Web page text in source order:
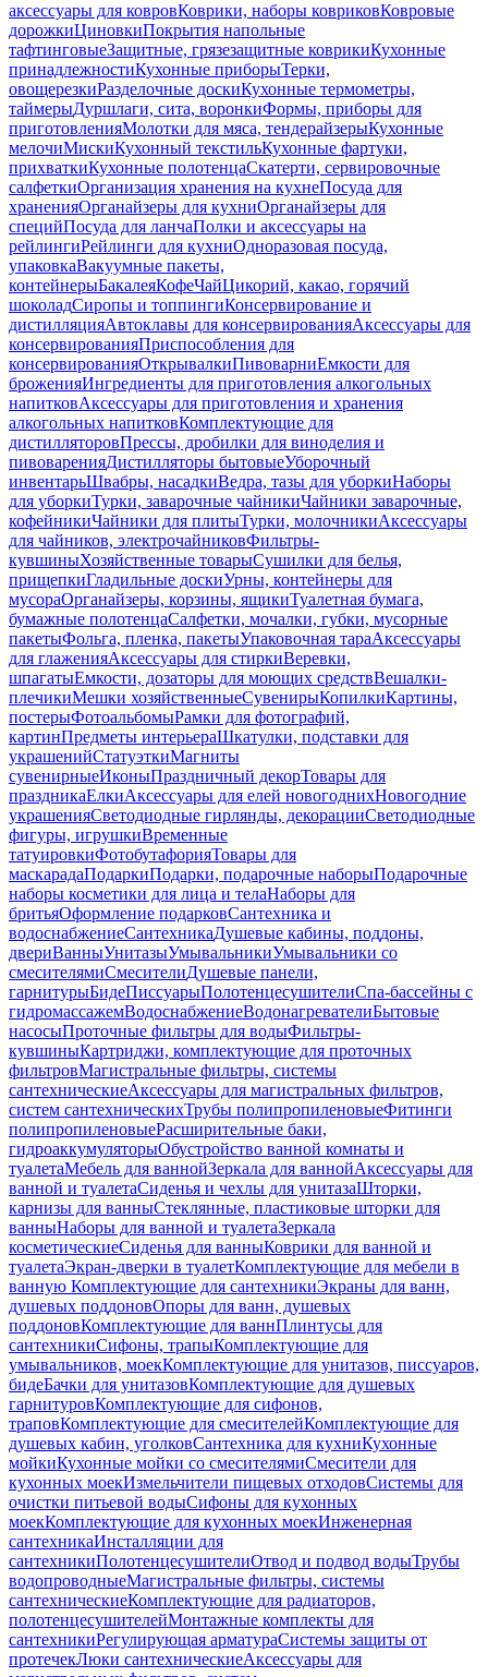
аксессуары для ковровКоврики, наборы ковриковКовровые
дорожкиЦиновкиПокрытия напольные
тафтинговыеЗащитные, грязезащитные коврикиКухонные
принадлежностиКухонные приборыТерки,
овощерезкиРазделочные доскиКухонные термометры,
таймерыДуршлаги, сита, воронкиФормы, приборы для
приготовленияМолотки для мяса, тендерайзерыКухонные
мелочиМискиКухонный текстильКухонные фартуки,
прихваткиКухонные полотенцаСкатерти, сервировочные
салфеткиОрганизация хранения на кухнеПосуда для
храненияОрганайзеры для кухниОрганайзеры для
специйПосуда для ланчаПолки и аксессуары на
рейлингиРейлинги для кухниОдноразовая посуда,
упаковкаВакуумные пакеты,
контейнерыБакалеяКофеЧайЦикорий, какао, горячий
шоколадСиропы и топпингиКонсервирование и
дистилляцияАвтоклавы для консервированияАксессуары для
консервированияПриспособления для
консервированияОткрывалкиПивоварниЕмкости для
броженияИнгредиенты для приготовления алкогольных
напитковАксессуары для приготовления и хранения
алкогольных напитковКомплектующие для
дистилляторовПрессы, дробилки для виноделия и
пивоваренияДистилляторы бытовыеУборочный
инвентарьШвабры, насадкиВедра, тазы для уборкиНаборы
для уборкиТурки, заварочные чайникиЧайники заварочные,
кофейникиЧайники для плитыТурки, молочникиАксессуары
для чайников, электрочайниковФильтры-
кувшиныХозяйственные товарыСушилки для белья,
прищепкиГладильные доскиУрны, контейнеры для
мусораОрганайзеры, корзины, ящикиТуалетная бумага,
бумажные полотенцаСалфетки, мочалки, губки, мусорные
пакетыФольга, пленка, пакетыУпаковочная тараАксессуары
для глаженияАксессуары для стиркиВеревки,
шпагатыЕмкости, дозаторы для моющих средствВешалки-
плечикиМешки хозяйственныеСувенирыКопилкиКартины,
постерыФотоальбомыРамки для фотографий,
картинПредметы интерьераШкатулки, подставки для
украшенийСтатуэткиМагниты
сувенирныеИконыПраздничный декорТовары для
праздникаЕлкиАксессуары для елей новогоднихНовогодние
украшенияСветодиодные гирлянды, декорацииСветодиодные
фигуры, игрушкиВременные
татуировкиФотобутафорияТовары для
маскарадаПодаркиПодарки, подарочные наборыПодарочные
наборы косметики для лица и телаНаборы для
бритьяОформление подарковСантехника и
водоснабжениеСантехникаДушевые кабины, поддоны,
двериВанныУнитазыУмывальникиУмывальники со
смесителямиСмесителиДушевые панели,
гарнитурыБидеПиссуарыПолотенцесушителиСпа-бассейны с
гидромассажемВодоснабжениеВодонагревателиБытовые
насосыПроточные фильтры для водыФильтры-
кувшиныКартриджи, комплектующие для проточных
фильтровМагистральные фильтры, системы
сантехническиеАксессуары для магистральных фильтров,
систем сантехническихТрубы полипропиленовыеФитинги
полипропиленовыеРасширительные баки,
гидроаккумуляторыОбустройство ванной комнаты и
туалетаМебель для ваннойЗеркала для ваннойАксессуары для
ванной и туалетаСиденья и чехлы для унитазаШторки,
карнизы для ванныСтеклянные, пластиковые шторки для
ванныНаборы для ванной и туалетаЗеркала
косметическиеСиденья для ванныКоврики для ванной и
туалетаЭкран-дверки в туалетКомплектующие для мебели в
ванную Комплектующие для сантехникиЭкраны для ванн,
душевых поддоновОпоры для ванн, душевых
поддоновКомплектующие для ваннПлинтусы для
сантехникиСифоны, трапыКомплектующие для
умывальников, моекКомплектующие для унитазов, писсуаров,
бидеБачки для унитазовКомплектующие для душевых
гарнитуровКомплектующие для сифонов,
траповКомплектующие для смесителейКомплектующие для
душевых кабин, уголковСантехника для кухниКухонные
мойкиКухонные мойки со смесителямиСмесители для
кухонных моекИзмельчители пищевых отходовСистемы для
очистки питьевой водыСифоны для кухонных
моекКомплектующие для кухонных моекИнженерная
сантехникаИнсталляции для
сантехникиПолотенцесушителиОтвод и подвод водыТрубы
водопроводныеМагистральные фильтры, системы
сантехническиеКомплектующие для радиаторов,
полотенцесушителейМонтажные комплекты для
сантехникиРегулирующая арматураСистемы защиты от
протечекЛюки сантехническиеАксессуары для